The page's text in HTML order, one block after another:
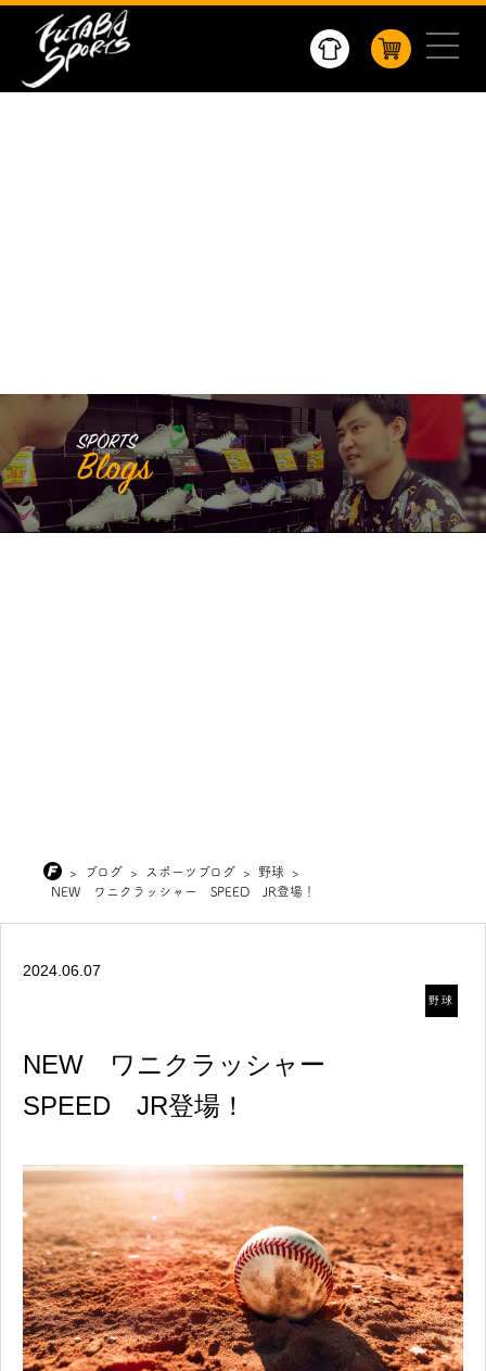
> ブログ > スポーツブログ > 野球
>
NEW ワニクラッシャー SPEED JR登場！
2024.06.07
野球
NEW ワニクラッシャー
SPEED JR登場！